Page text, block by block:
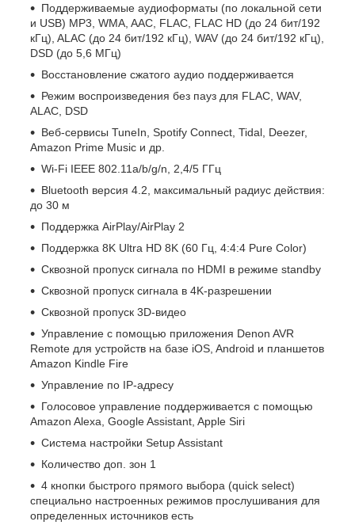
Поддерживаемые аудиоформаты (по локальной сети
и USB) MP3, WMA, AAC, FLAC, FLAC HD (до 24 бит/192
кГц), ALAC (до 24 бит/192 кГц), WAV (до 24 бит/192 кГц),
DSD (до 5,6 МГц)
Восстановление сжатого аудио поддерживается
Режим воспроизведения без пауз для FLAC, WAV,
ALAC, DSD
Веб-сервисы TuneIn, Spotify Connect, Tidal, Deezer,
Amazon Prime Music и др.
Wi-Fi IEEE 802.11a/b/g/n, 2,4/5 ГГц
Bluetooth версия 4.2, максимальный радиус действия:
до 30 м
Поддержка AirPlay/AirPlay 2
Поддержка 8K Ultra HD 8K (60 Гц, 4:4:4 Pure Color)
Сквозной пропуск сигнала по HDMI в режиме standby
Сквозной пропуск сигнала в 4K-разрешении
Сквозной пропуск 3D-видео
Управление с помощью приложения Denon AVR
Remote для устройств на базе iOS, Android и планшетов
Amazon Kindle Fire
Управление по IP-адресу
Голосовое управление поддерживается с помощью
Amazon Alexa, Google Assistant, Apple Siri
Система настройки Setup Assistant
Количество доп. зон 1
4 кнопки быстрого прямого выбора (quick select)
специально настроенных режимов прослушивания для
определенных источников есть